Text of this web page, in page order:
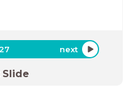
next
Slide